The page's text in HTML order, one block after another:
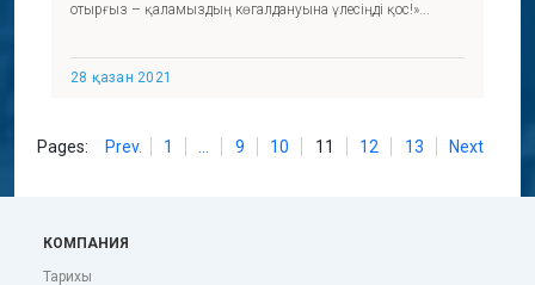
отырғыз – қаламыздың көгалдануына үлесіңді қос!»...
28 қазан 2021
Pages: Prev. 1 ... 9 10 11 12 13 Next
КОМПАНИЯ
Тарихы